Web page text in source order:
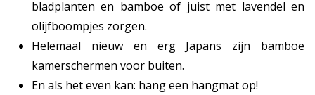
bladplanten en bamboe of juist met lavendel en
olijfboompjes zorgen.
Helemaal nieuw en erg Japans zijn bamboe
kamerschermen voor buiten.
En als het even kan: hang een hangmat op!